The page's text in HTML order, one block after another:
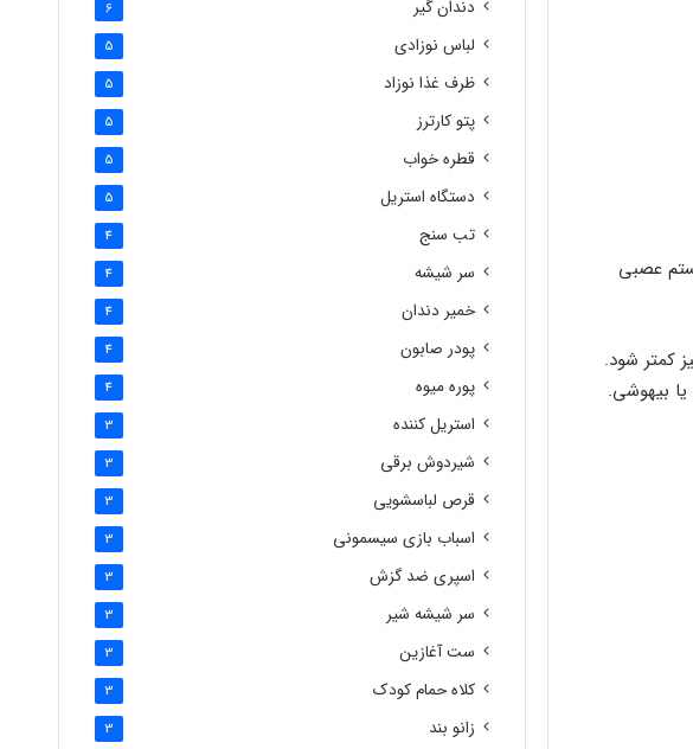
عصبی
کمتر شود.
بیهوشی.
دندان گیر 6
لباس نوزادی 5
ظرف غذا نوزاد 5
پتو کارترز 5
قطره خواب 5
دستگاه استریل 5
تب سنج 4
سر شیشه 4
خمیر دندان 4
پودر صابون 4
پوره میوه 4
استریل کننده 3
شیردوش برقی 3
قرص لباسشویی 3
اسباب بازی سیسمونی 3
اسپری ضد گزش 3
سر شیشه شیر 3
ست آغازین 3
کلاه حمام کودک 3
زانو بند 3